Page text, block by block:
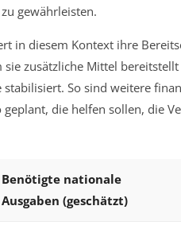
gewährleisten.
in diesem Kontext ihre
zusätzliche Mittel
So sind weitere
die helfen sollen, die
Benötigte nationale
Ausgaben (geschätzt)